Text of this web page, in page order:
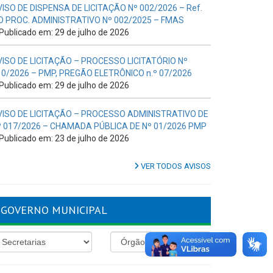
DE DISPENSA DE LICITAÇÃO Nº 002/2026 – Ref.
PROC. ADMINISTRATIVO Nº 002/2025 – FMAS
Publicado em: 29 de julho de 2026
DE LICITAÇÃO – PROCESSO LICITATÓRIO Nº
2026 – PMP, PREGÃO ELETRÔNICO n.º 07/2026
Publicado em: 29 de julho de 2026
DE LICITAÇÃO – PROCESSO ADMINISTRATIVO DE
017/2026 – CHAMADA PÚBLICA DE Nº 01/2026 PMP
Publicado em: 23 de julho de 2026
VER TODOS AVISOS
GOVERNO MUNICIPAL